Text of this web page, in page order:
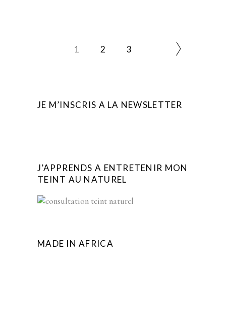
1 2 3
JE M’INSCRIS A LA NEWSLETTER
J’APPRENDS A ENTRETENIR MON
TEINT AU NATUREL
MADE IN AFRICA